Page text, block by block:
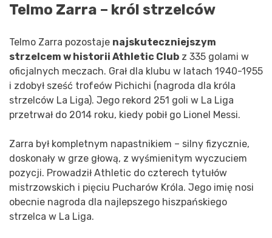
Telmo Zarra – król strzelców
Telmo Zarra pozostaje najskuteczniejszym
strzelcem w historii Athletic Club z 335 golami w
oficjalnych meczach. Grał dla klubu w latach 1940-1955
i zdobył sześć trofeów Pichichi (nagroda dla króla
strzelców La Liga). Jego rekord 251 goli w La Liga
przetrwał do 2014 roku, kiedy pobił go Lionel Messi.
Zarra był kompletnym napastnikiem – silny fizycznie,
doskonały w grze głową, z wyśmienitym wyczuciem
pozycji. Prowadził Athletic do czterech tytułów
mistrzowskich i pięciu Pucharów Króla. Jego imię nosi
obecnie nagroda dla najlepszego hiszpańskiego
strzelca w La Liga.